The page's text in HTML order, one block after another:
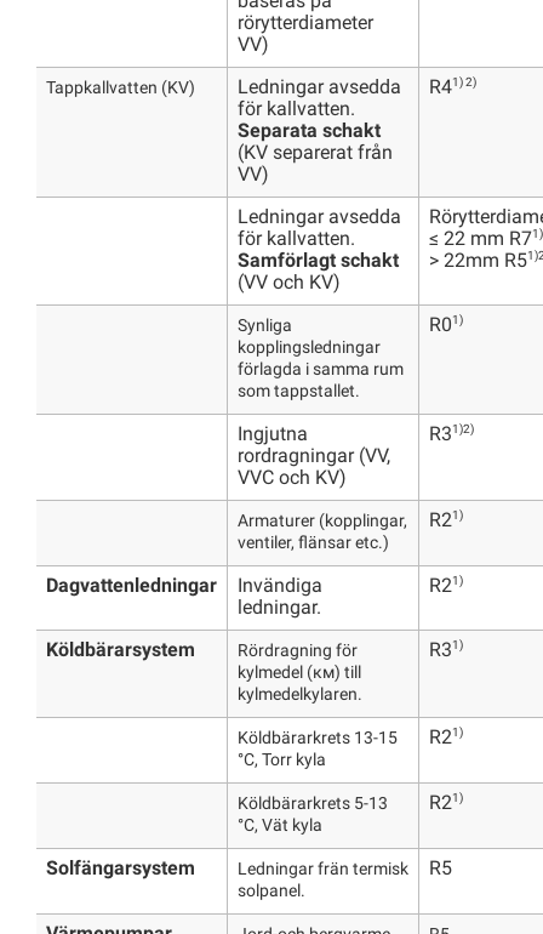
rörytterdiameter
VV)
Tappkallvatten (KV)
Ledningar avsedda
för kallvatten.
Separata schakt
(KV separerat från
VV)
R41) 2)
Ledningar avsedda
för kallvatten.
Samförlagt schakt
(VV och KV)
≤ 22 mm R7
> 22mm R5
Synliga
kopplingsledningar
förlagda i samma rum
som tappstallet.
R01)
Ingjutna
rordragningar (VV,
VVC och KV)
R31)2)
Armaturer (kopplingar,
ventiler, flänsar etc.)
R21)
Dagvattenledningar
Invändiga
ledningar.
R21)
Köldbärarsystem
Rördragning för
kylmedel (км) till
kylmedelkylaren.
R31)
Köldbärarkrets 13-15
°C, Torr kyla
R21)
Köldbärarkrets 5-13
°C, Vät kyla
R21)
Solfängarsystem
Ledningar frän termisk
solpanel.
R5